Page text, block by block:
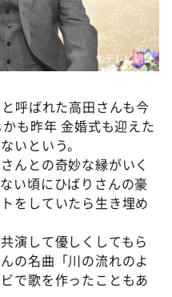
©️テレビ朝日
呼ばれた高田さんも今
も昨年 金婚式も迎えた
いという。
んとの奇妙な縁がいく
い頃にひばりさんの豪
をしていたら生き埋め
演して優しくしてもら
の名曲「川の流れのよ
で歌を作ったこともあ